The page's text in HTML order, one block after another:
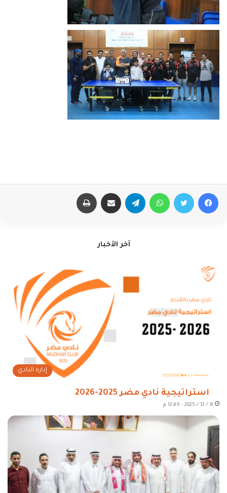
فيسبوك تويتر واتساب تيلقرام مشاركة عبر البريد
آخر الأخبار
إدارة النادي
استراتيجية نادي مضر 2025-2026
8 / 12 / 2025 - 12:49 م